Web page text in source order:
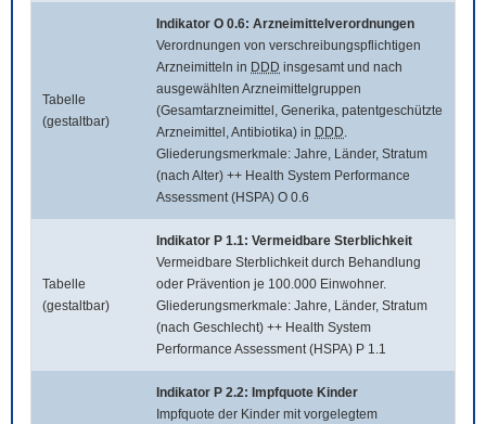
Tabelle
(gestaltbar)
Indikator O 0.6: Arzneimittelverordnungen
Verordnungen von verschreibungspflichtigen
Arzneimitteln in DDD insgesamt und nach
ausgewählten Arzneimittelgruppen
(Gesamtarzneimittel, Generika, patentgeschützte
Arzneimittel, Antibiotika) in DDD.
Gliederungsmerkmale: Jahre, Länder, Stratum
(nach Alter) ++ Health System Performance
Assessment (HSPA) O 0.6
Tabelle
(gestaltbar)
Indikator P 1.1: Vermeidbare Sterblichkeit
Vermeidbare Sterblichkeit durch Behandlung
oder Prävention je 100.000 Einwohner.
Gliederungsmerkmale: Jahre, Länder, Stratum
(nach Geschlecht) ++ Health System
Performance Assessment (HSPA) P 1.1
Indikator P 2.2: Impfquote Kinder
Impfquote der Kinder mit vorgelegtem